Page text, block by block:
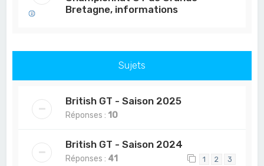
Bretagne, informations
Sujets
British GT - Saison 2025
Réponses : 10
British GT - Saison 2024
Réponses : 41 1 2 3